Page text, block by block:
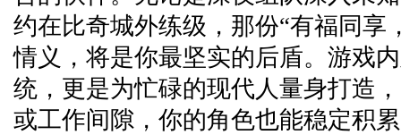
约在比奇城外练级，那份“有福同享
情义，将是你最坚实的后盾。游戏
统，更是为忙碌的现代人量身打造
或工作间隙，你的角色也能稳定积